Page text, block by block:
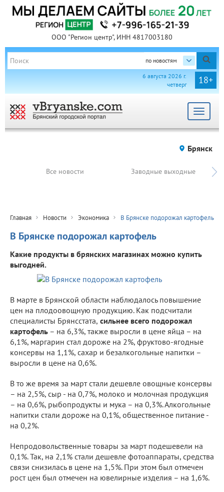
ООО "Регион центр", ИНН 4817003180
по новостям
18+
6 августа 2026 г.
четверг
Toggle
Брянск
Все новости Заводные выходные
Главная Новости Экономика В Брянске подорожал картофель
В Брянске подорожал картофель
Какие продукты в брянских магазинах можно купить
выгодней.
В марте в Брянской области наблюдалось повышение
цен на плодоовощную продукцию. Как подсчитали
специалисты Брянсстата, сильнее всего подорожал
картофель – на 6,3%, также выросли в цене яйца – на
6,1%, маргарин стал дороже на 2%, фруктово-ягодные
консервы на 1,1%, сахар и безалкогольные напитки –
выросли в цене на 0,6%.
В то же время за март стали дешевле овощные консервы
– на 2,5%, сыр - на 0,7%, молоко и молочная продукция
– на 0,6%, рыбопродукты и мука – на 0,3%. Алкогольные
напитки стали дороже на 0,1%, общественное питание -
на 0,2%.
Непродовольственные товары за март подешевели на
0,1%. Так, на 2,1% стали дешевле фотоаппараты, средства
связи снизилась в цене на 1,5%. При этом был отмечен
рост цен был отмечен на ювелирные изделия – на 1,6%.